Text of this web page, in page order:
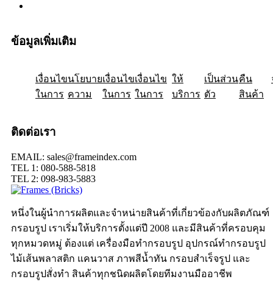
หนึ่งในผู้นำการผลิตและจำหน่ายสินค้าที่เกี่ยวข้องกับผลิตภัณฑ์
กรอบรูป เราเริ่มให้บริการตั้งแต่ปี 2008 และมีสินค้าที่ครอบคุม
ทุกหมวดหมู่ ต้องแต่ เครื่องมือทำกรอบรูป อุปกรณ์ทำกรอบรูป
ไม้เส้นพลาสติก แคนวาส ภาพสีน้ำทัน กรอบสำเร็จรูป และ
กรอบรูปสั่งทำ สินค้าทุกชนิดผลิตโดยทีมงานมืออาชีพ
ข้อมูลเพิ่มเติม
เงื่อนไข
ในการ
ให้
บริการ
นโยบาย
ความ
เป็นส่วน
ตัว
เงื่อนไข
ในการ
คืน
สินค้า
เงื่อนไข
ในการ
ติดต่อเรา
EMAIL: sales@frameindex.com
TEL 1: 080-588-5818
TEL 2: 098-983-5883